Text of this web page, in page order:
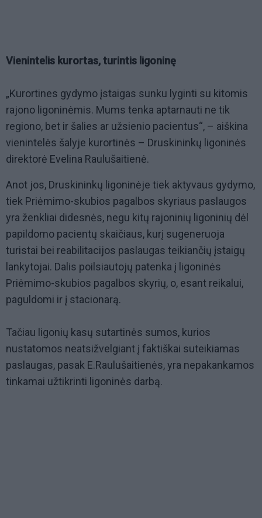
Vienintelis kurortas, turintis ligoninę
„Kurortines gydymo įstaigas sunku lyginti su kitomis
rajono ligoninėmis. Mums tenka aptarnauti ne tik
regiono, bet ir šalies ar užsienio pacientus“, – aiškina
vienintelės šalyje kurortinės – Druskininkų ligoninės
direktorė Evelina Raulušaitienė.
Anot jos, Druskininkų ligoninėje tiek aktyvaus gydymo,
tiek Priėmimo-skubios pagalbos skyriaus paslaugos
yra ženkliai didesnės, negu kitų rajoninių ligoninių dėl
papildomo pacientų skaičiaus, kurį sugeneruoja
turistai bei reabilitacijos paslaugas teikiančių įstaigų
lankytojai. Dalis poilsiautojų patenka į ligoninės
Priėmimo-skubios pagalbos skyrių, o, esant reikalui,
paguldomi ir į stacionarą.
Tačiau ligonių kasų sutartinės sumos, kurios
nustatomos neatsižvelgiant į faktiškai suteikiamas
paslaugas, pasak E.Raulušaitienės, yra nepakankamos
tinkamai užtikrinti ligoninės darbą.